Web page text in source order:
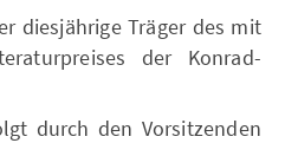
diesjährige Träger des mit
der Konrad-
durch den Vorsitzenden